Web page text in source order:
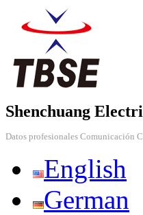
Shenchuang
Datos profesionales Comunicación
English
German